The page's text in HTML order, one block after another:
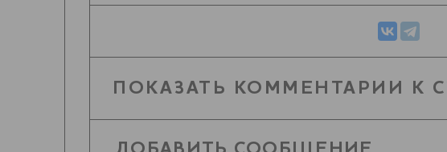
ПОКАЗАТЬ КОММЕНТАРИИ К